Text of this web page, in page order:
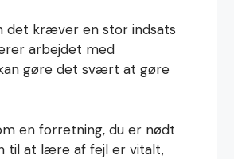
det kræver en stor indsats
arbejdet med
gøre det svært at gøre
en forretning, du er nødt
til at lære af fejl er vitalt,